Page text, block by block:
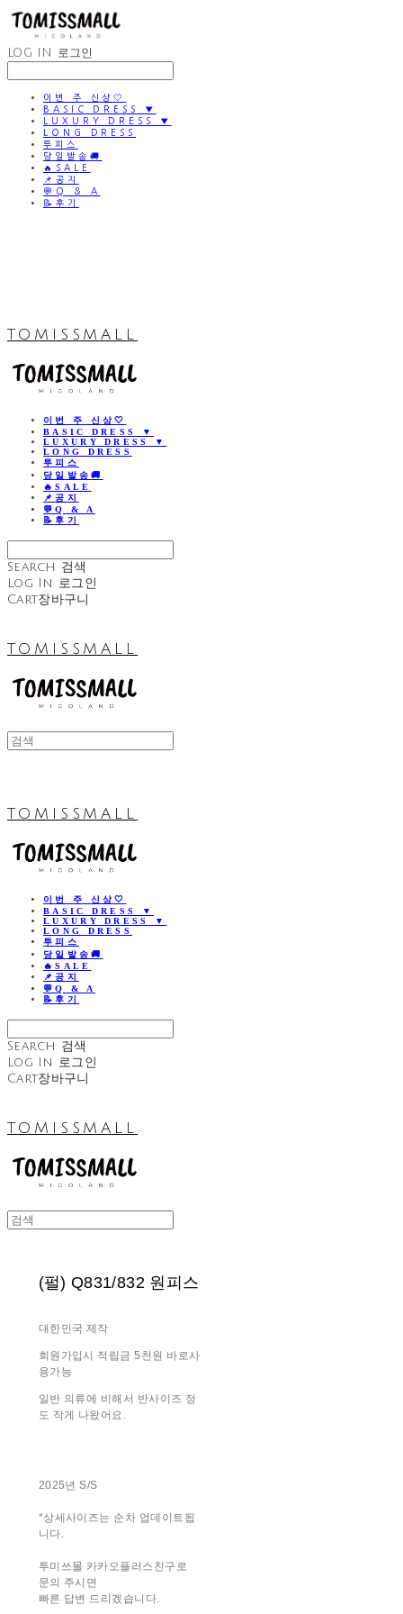
LOG IN 로그인
이번 주 신상🤍
BASIC DRESS ▼
LUXURY DRESS ▼
LONG DRESS
투피스
당일발송🚚
🔥SALE
📌공지
💬Q & A
📝후기
TOMISSMALL
이번 주 신상🤍
BASIC DRESS ▼
LUXURY DRESS ▼
LONG DRESS
투피스
당일발송🚚
🔥SALE
📌공지
💬Q & A
📝후기
Search 검색
Log In 로그인
Cart장바구니
TOMISSMALL
TOMISSMALL
이번 주 신상🤍
BASIC DRESS ▼
LUXURY DRESS ▼
LONG DRESS
투피스
당일발송🚚
🔥SALE
📌공지
💬Q & A
📝후기
Search 검색
Log In 로그인
Cart장바구니
TOMISSMALL
(펄) Q831/832 원피스
대한민국 제작
회원가입시 적립금 5천원 바로사
용가능
일반 의류에 비해서 반사이즈 정
도 작게 나왔어요.
2025년 S/S
*상세사이즈는 순차 업데이트됩
니다.
투미쓰몰 카카오플러스친구로
문의 주시면
빠른 답변 드리겠습니다.